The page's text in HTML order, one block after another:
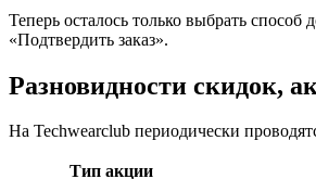
Теперь осталось только выбрать
«Подтвердить заказ».
Разновидности скидок,
На Techwearclub периодически
Тип акции